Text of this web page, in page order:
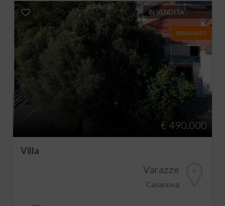
IN VENDITA
RIBASSATO
€ 490.000
Villa
Varazze
Casanova